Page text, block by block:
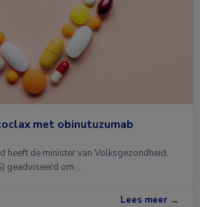
met obinutuzumab
heeft de minister van Volksgezondheid,
geadviseerd om …
Lees meer →